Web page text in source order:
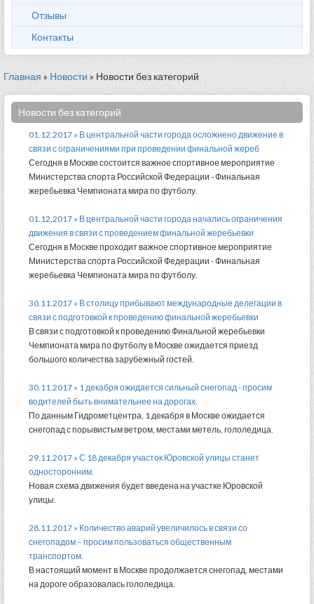
Отзывы
Контакты
Главная » Новости » Новости без категорий
Новости без категорий
01.12.2017 » В центральной части города осложнено движение в
связи с ограничениями при проведении финальной жереб
Сегодня в Москве состоится важное спортивное мероприятие
Министерства спорта Российской Федерации - Финальная
жеребьевка Чемпионата мира по футболу.
01.12.2017 » В центральной части города начались ограничения
движения в связи с проведением финальной жеребьевки
Сегодня в Москве проходит важное спортивное мероприятие
Министерства спорта Российской Федерации - Финальная
жеребьевка Чемпионата мира по футболу.
30.11.2017 » В столицу прибывают международные делегации в
связи с подготовкой к проведению финальной жеребьевки
В связи с подготовкой к проведению Финальной жеребьевки
Чемпионата мира по футболу в Москве ожидается приезд
большого количества зарубежный гостей.
30.11.2017 » 1 декабря ожидается сильный снегопад - просим
водителей быть внимательнее на дорогах.
По данным Гидрометцентра, 1 декабря в Москве ожидается
снегопад с порывистым ветром, местами метель, гололедица.
29.11.2017 » С 18 декабря участок Юровской улицы станет
односторонним.
Новая схема движения будет введена на участке Юровской
улицы.
28.11.2017 » Количество аварий увеличилось в связи со
снегопадом – просим пользоваться общественным
транспортом.
В настоящий момент в Москве продолжается снегопад, местами
на дороге образовалась гололедица.